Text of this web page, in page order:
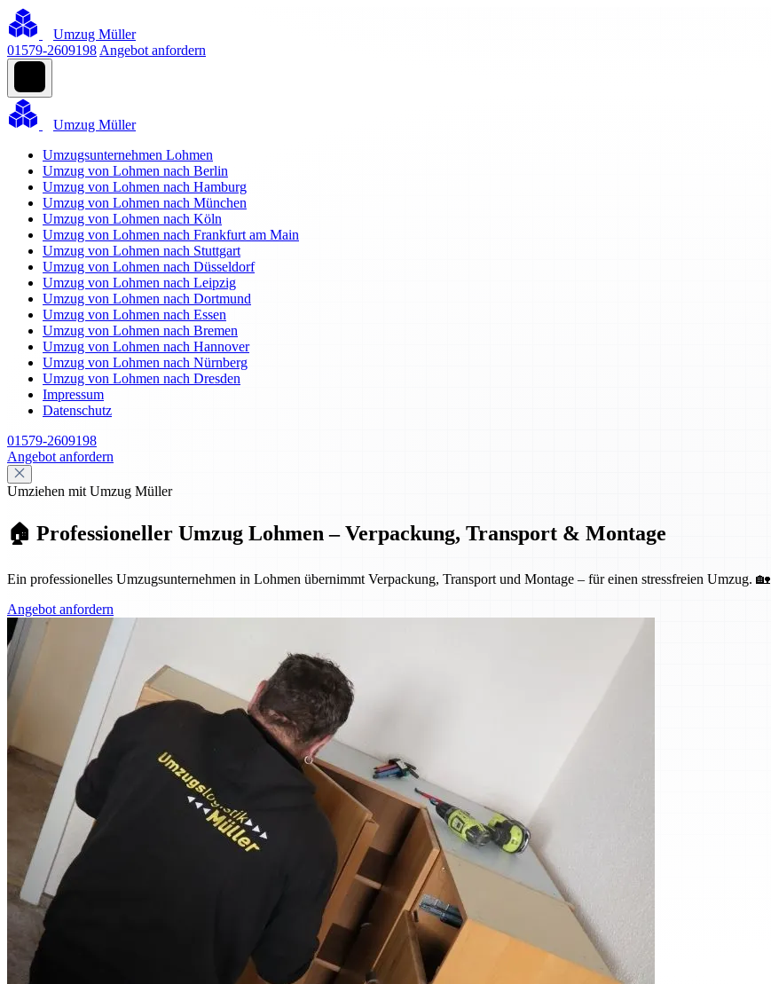
Umzug Müller
01579-2609198 Angebot anfordern
Umzug Müller
Umzugsunternehmen Lohmen
Umzug von Lohmen nach Berlin
Umzug von Lohmen nach Hamburg
Umzug von Lohmen nach München
Umzug von Lohmen nach Köln
Umzug von Lohmen nach Frankfurt am Main
Umzug von Lohmen nach Stuttgart
Umzug von Lohmen nach Düsseldorf
Umzug von Lohmen nach Leipzig
Umzug von Lohmen nach Dortmund
Umzug von Lohmen nach Essen
Umzug von Lohmen nach Bremen
Umzug von Lohmen nach Hannover
Umzug von Lohmen nach Nürnberg
Umzug von Lohmen nach Dresden
Impressum
Datenschutz
01579-2609198
Angebot anfordern
Umziehen mit Umzug Müller
🏠 Professioneller Umzug Lohmen – Verpackung, Transport & Montage
Ein professionelles Umzugsunternehmen in Lohmen übernimmt Verpackung, Transport und Montage – für einen stressfreien Umzug. 🏡
Angebot anfordern